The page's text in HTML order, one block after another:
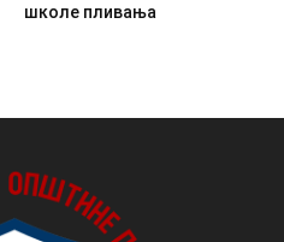
школе пливања